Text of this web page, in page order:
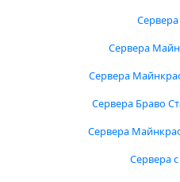
Сервера
Сервера
Сервера Браво
Сервера
Сервера